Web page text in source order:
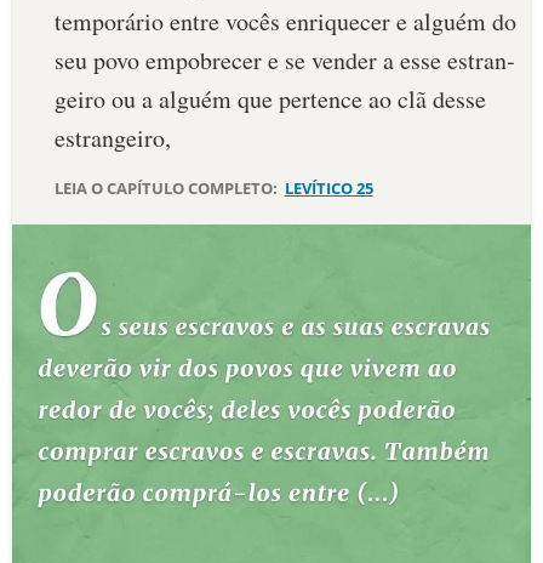
QUEM SOMOS
temporário entre vocês enriquecer e alguém do
seu povo empobrecer e se vender a esse estran­
geiro ou a alguém que pertence ao clã desse
estrangeiro,
LEIA O CAPÍTULO COMPLETO: LEVÍTICO 25